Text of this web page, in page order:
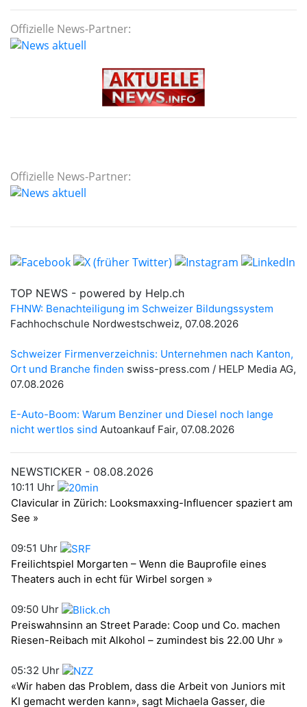
Offizielle News-Partner:
Offizielle News-Partner: